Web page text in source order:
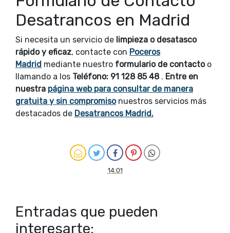
Desatrancos en Madrid
Si necesita un servicio de limpieza o desatasco
rápido y eficaz, contacte con Poceros
Madrid mediante nuestro formulario de contactoo
llamando a los Teléfono: 91 128 85 48. Entre en
nuestra página web para consultar de manera
gratuita y sin compromiso nuestros servicios más
destacados de Desatrancos Madrid.
14:01
Entradas que pueden
interesarte: